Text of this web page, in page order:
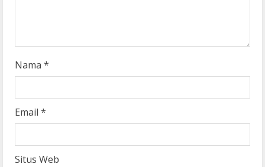
Nama *
Email *
Situs Web